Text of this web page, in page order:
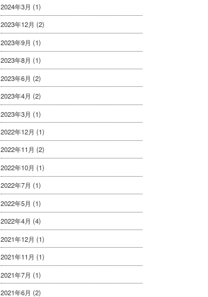
2024年3月 (1)
2023年12月 (2)
2023年9月 (1)
2023年8月 (1)
2023年6月 (2)
2023年4月 (2)
2023年3月 (1)
2022年12月 (1)
2022年11月 (2)
2022年10月 (1)
2022年7月 (1)
2022年5月 (1)
2022年4月 (4)
2021年12月 (1)
2021年11月 (1)
2021年7月 (1)
2021年6月 (2)